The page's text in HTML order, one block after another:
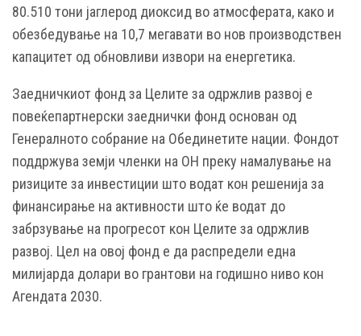
80.510 тони јаглерод диоксид во атмосферата, како и
обезбедување на 10,7 мегавати во нов производствен
капацитет од обновливи извори на енергетика.
Заедничкиот фонд за Целите за одржлив развој е
повеќепартнерски заеднички фонд основан од
Генералното собрание на Обединетите нации. Фондот
поддржува земји членки на ОН преку намалување на
ризиците за инвестиции што водат кон решенија за
финансирање на активности што ќе водат до
забрзување на прогресот кон Целите за одржлив
развој. Цел на овој фонд е да распредели една
милијарда долари во грантови на годишно ниво кон
Агендата 2030.